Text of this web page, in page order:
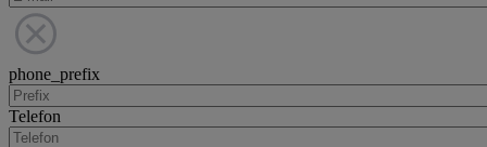
phone_prefix
Telefon